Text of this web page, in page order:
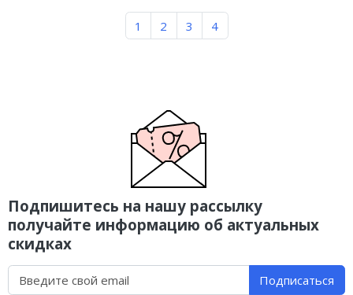
1 2 3 4
Подпишитесь на нашу рассылку
получайте информацию об актуальных
скидках
Подписаться